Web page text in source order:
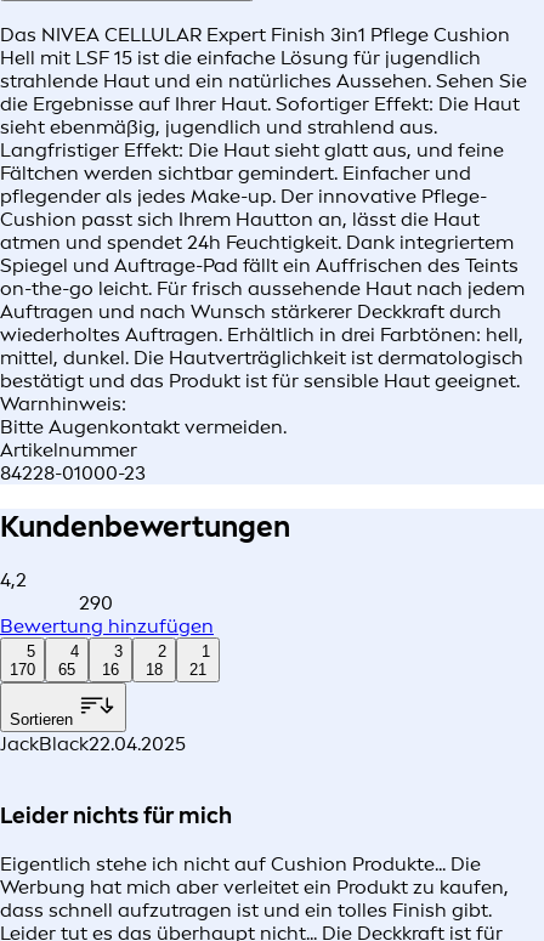
Das NIVEA CELLULAR Expert Finish 3in1 Pflege Cushion
Hell mit LSF 15 ist die einfache Lösung für jugendlich
strahlende Haut und ein natürliches Aussehen. Sehen Sie
die Ergebnisse auf Ihrer Haut. Sofortiger Effekt: Die Haut
sieht ebenmäßig, jugendlich und strahlend aus.
Langfristiger Effekt: Die Haut sieht glatt aus, und feine
Fältchen werden sichtbar gemindert. Einfacher und
pflegender als jedes Make-up. Der innovative Pflege-
Cushion passt sich Ihrem Hautton an, lässt die Haut
atmen und spendet 24h Feuchtigkeit. Dank integriertem
Spiegel und Auftrage-Pad fällt ein Auffrischen des Teints
on-the-go leicht. Für frisch aussehende Haut nach jedem
Auftragen und nach Wunsch stärkerer Deckkraft durch
wiederholtes Auftragen. Erhältlich in drei Farbtönen: hell,
mittel, dunkel. Die Hautverträglichkeit ist dermatologisch
bestätigt und das Produkt ist für sensible Haut geeignet.
Warnhinweis:
Bitte Augenkontakt vermeiden.
Artikelnummer
84228-01000-23
Kundenbewertungen
4,2
290
Bewertung hinzufügen
5
170
4
65
3
16
2
18
1
21
Sortieren
JackBlack22.04.2025
Leider nichts für mich
Eigentlich stehe ich nicht auf Cushion Produkte... Die
Werbung hat mich aber verleitet ein Produkt zu kaufen,
dass schnell aufzutragen ist und ein tolles Finish gibt.
Leider tut es das überhaupt nicht... Die Deckkraft ist für